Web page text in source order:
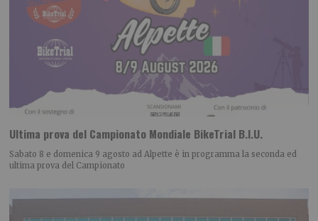
Ultima prova del Campionato Mondiale BikeTrial B.I.U.
Sabato 8 e domenica 9 agosto ad Alpette è in programma la seconda ed
ultima prova del Campionato